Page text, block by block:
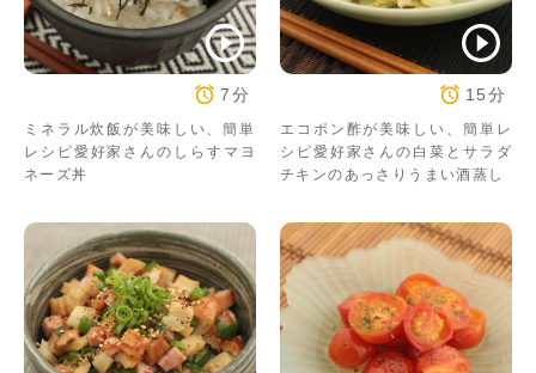
7分
ミネラル炊飯が美味しい、簡単
レシピ愛好家さんのしらすマヨ
ネーズ丼
15分
エコポン酢が美味しい、簡単レ
シピ愛好家さんの白菜とサラダ
チキンのあっさりうまい酒蒸し